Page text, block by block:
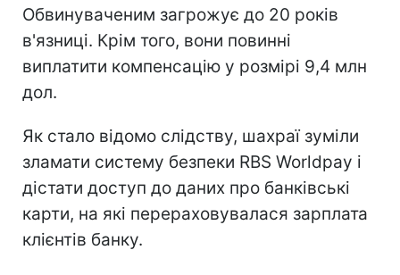
Обвинуваченим загрожує до 20 років
в'язниці. Крім того, вони повинні
виплатити компенсацію у розмірі 9,4 млн
дол.
Як стало відомо слідству, шахраї зуміли
зламати систему безпеки RBS Worldpay і
дістати доступ до даних про банківські
карти, на які перераховувалася зарплата
клієнтів банку.